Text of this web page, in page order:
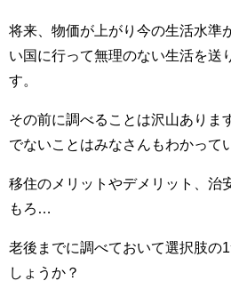
将来、物価が上がり今の生活水準
い国に行って無理のない生活を送
す。
その前に調べることは沢山ありま
でないことはみなさんもわかって
移住のメリットやデメリット、治
もろ…
老後までに調べておいて選択肢の
しょうか？